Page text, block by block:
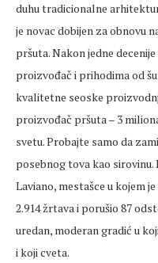
duhu tradicionalne
je novac dobijen za obnovu
pršuta. Nakon jedne
proizvođač i prihodima od
kvalitetne seoske
proizvođač pršuta – 3
svetu. Probajte samo da
posebnog tova kao sirovinu.
Laviano, mestašce u kojem
2.914 žrtava i porušio 87
uredan, moderan gradić u
i koji cveta.